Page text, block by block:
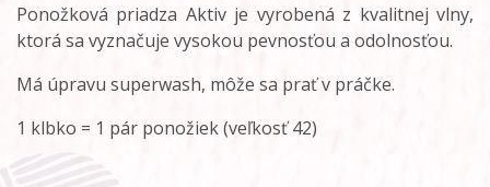
Ponožková priadza Aktiv je vyrobená z kvalitnej vlny,
ktorá sa vyznačuje vysokou pevnosťou a odolnosťou.
Má úpravu superwash, môže sa prať v práčke.
1 klbko = 1 pár ponožiek (veľkosť 42)